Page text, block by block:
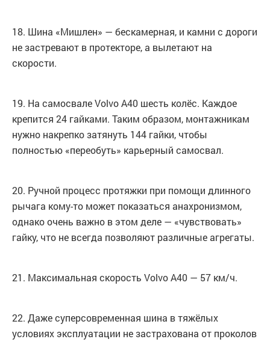
18. Шина «Мишлен» — бескамерная, и камни с дороги
не застревают в протекторе, а вылетают на
скорости.
19. На самосвале Volvo А40 шесть колёс. Каждое
крепится 24 гайками. Таким образом, монтажникам
нужно накрепко затянуть 144 гайки, чтобы
полностью «переобуть» карьерный самосвал.
20. Ручной процесс протяжки при помощи длинного
рычага кому-то может показаться анахронизмом,
однако очень важно в этом деле — «чувствовать»
гайку, что не всегда позволяют различные агрегаты.
21. Максимальная скорость Volvo А40 — 57 км/ч.
22. Даже суперсовременная шина в тяжёлых
условиях эксплуатации не застрахована от проколов